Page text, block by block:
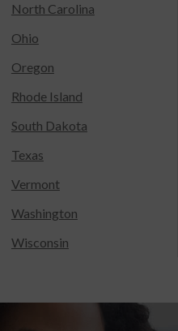
North Carolina
Ohio
Oregon
Rhode Island
South Dakota
Texas
Vermont
Washington
Wisconsin